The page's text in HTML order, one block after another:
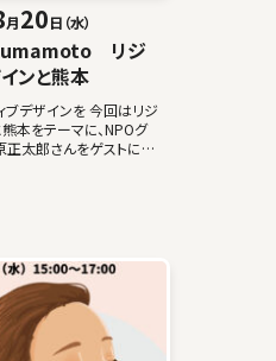
リジ
ンと熊本
月20日（水）
ブデザインを 今回はリジ
本をテーマに、NPOグ
正太郎さんをゲストにお
まれるビジネス […]